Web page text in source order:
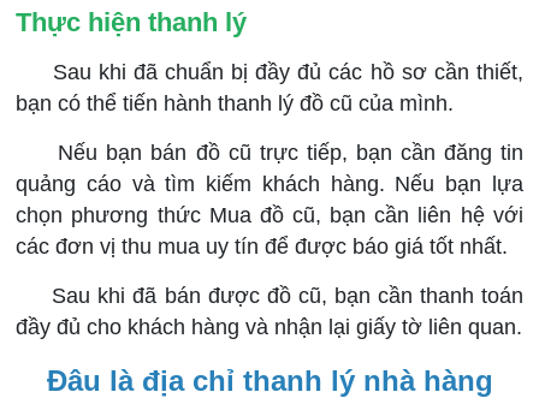
Thực hiện thanh lý
Sau khi đã chuẩn bị đầy đủ các hồ sơ cần thiết,
bạn có thể tiến hành thanh lý đồ cũ của mình.
Nếu bạn bán đồ cũ trực tiếp, bạn cần đăng tin
quảng cáo và tìm kiếm khách hàng. Nếu bạn lựa
chọn phương thức Mua đồ cũ, bạn cần liên hệ với
các đơn vị thu mua uy tín để được báo giá tốt nhất.
Sau khi đã bán được đồ cũ, bạn cần thanh toán
đầy đủ cho khách hàng và nhận lại giấy tờ liên quan.
Đâu là địa chỉ thanh lý nhà hàng